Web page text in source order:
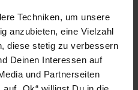
Techniken, um unsere
anzubieten, eine Vielzahl
diese stetig zu verbessern
Deinen Interessen auf
und Partnerseiten
cm